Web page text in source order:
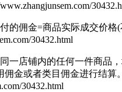
佣金=商品实际成交价格
30432.html
店铺内的任何一件商品
金或者类目佣金进行结
30432.html